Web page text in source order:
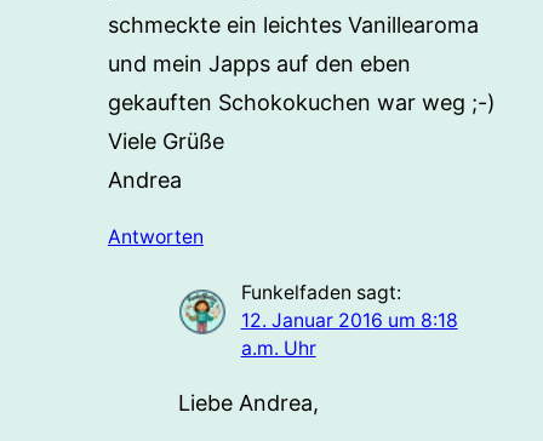
schmeckte ein leichtes Vanillearoma
und mein Japps auf den eben
gekauften Schokokuchen war weg ;-)
Viele Grüße
Andrea
Antworten
Funkelfaden sagt:
12. Januar 2016 um 8:18
a.m. Uhr
Liebe Andrea,